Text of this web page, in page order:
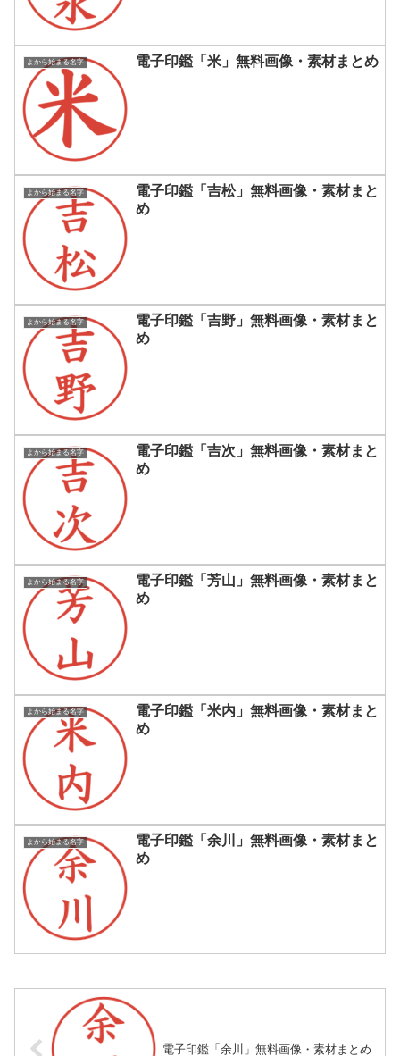
よから始まる名字 電子印鑑「米」無料画像・素材まとめ
よから始まる名字
電子印鑑「吉松」無料画像・素材まと
め
よから始まる名字
電子印鑑「吉野」無料画像・素材まと
め
よから始まる名字
電子印鑑「吉次」無料画像・素材まと
め
よから始まる名字
電子印鑑「芳山」無料画像・素材まと
め
よから始まる名字
電子印鑑「米内」無料画像・素材まと
め
よから始まる名字
電子印鑑「余川」無料画像・素材まと
め
電子印鑑「余川」無料画像・素材まとめ